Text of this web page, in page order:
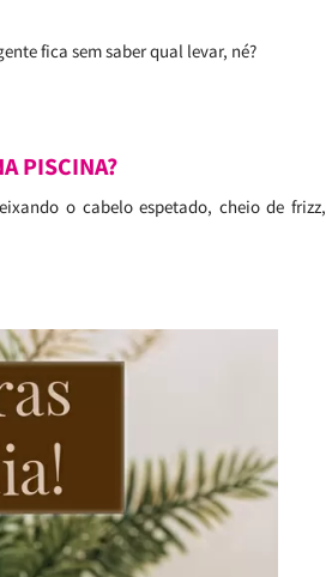
fica sem saber qual levar, né?
PISCINA?
o cabelo espetado, cheio de frizz,